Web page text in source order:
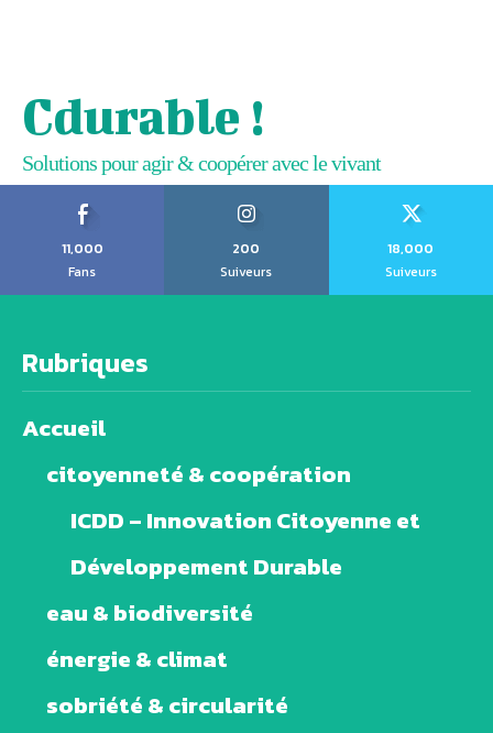
Cdurable !
Solutions pour agir & coopérer avec le vivant
11,000
Fans
200
Suiveurs
18,000
Suiveurs
Rubriques
Accueil
citoyenneté & coopération
ICDD – Innovation Citoyenne et
Développement Durable
eau & biodiversité
énergie & climat
sobriété & circularité